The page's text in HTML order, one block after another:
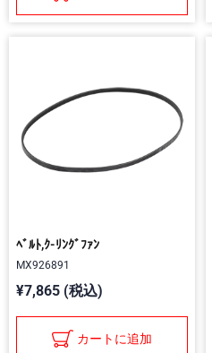
ﾍﾞﾙﾄ,ｸ-ﾘﾝｸﾞﾌｧﾝ
MX926891
¥7,865 (税込)
カートに追加